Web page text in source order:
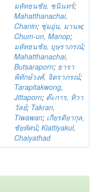
มหัทธนชัย, ชนินทร์;
Mahatthanachai,
Chanin; ชุ่มอุ่น, มานพ;
Chum-un, Manop;
มหัทธนชัย, บุษราภรณ์;
Mahatthanachai,
Butsaraporn; ธารา
พิทักษ์วงศ์, จิตราภรณ์;
Tarapitakwong,
Jittaporn; ต๊ะการ, ทิวา
วัลย์; Takran,
Tiwawan; เกียรติยากุล,
ชัยทัศน์; Kiattiyakul,
Chaiyathad